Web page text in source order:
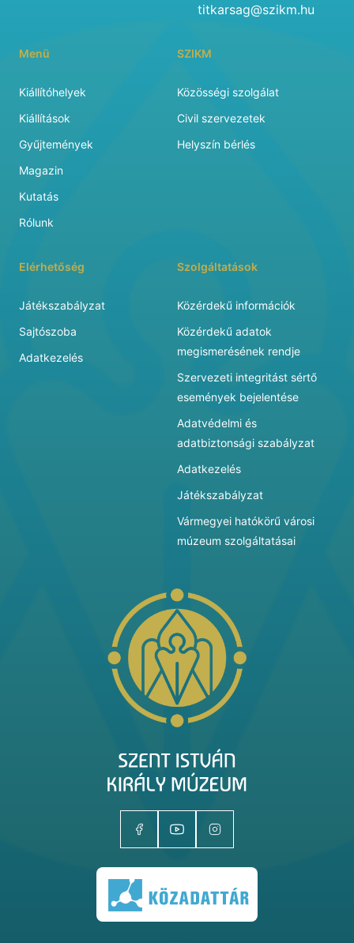
titkarsag@szikm.hu
Menü
Kiállítóhelyek
Kiállítások
Gyűjtemények
Magazin
Kutatás
Rólunk
SZIKM
Közösségi szolgálat
Civil szervezetek
Helyszín bérlés
Elérhetőség
Játékszabályzat
Sajtószoba
Adatkezelés
Szolgáltatások
Közérdekű információk
Közérdekű adatok
megismerésének rendje
Szervezeti integritást sértő
események bejelentése
Adatvédelmi és
adatbiztonsági szabályzat
Adatkezelés
Játékszabályzat
Vármegyei hatókörű városi
múzeum szolgáltatásai